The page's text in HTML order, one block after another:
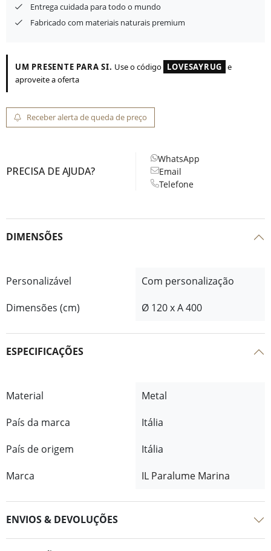
Entrega cuidada para todo o mundo
Fabricado com materiais naturais premium
UM PRESENTE PARA SI. Use o código LOVESAYRUG e
aproveite a oferta
Receber alerta de queda de preço
PRECISA DE AJUDA?
WhatsApp
Email
Telefone
DIMENSÕES
Personalizável
Com personalização
Dimensões (cm)
Ø 120 x A 400
ESPECIFICAÇÕES
Material
Metal
País da marca
Itália
País de origem
Itália
Marca
IL Paralume Marina
ENVIOS & DEVOLUÇÕES